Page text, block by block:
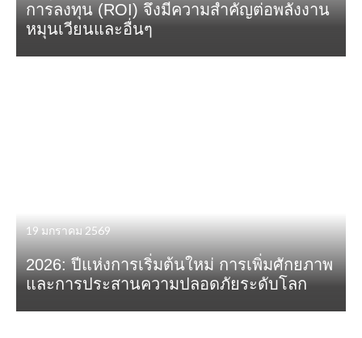
การลงทุน (ROI) จึงมีความสำคัญต่อพลังงาน
หมุนเวียนและอื่นๆ
19 มกราคม 2569
2026: ปีแห่งการเริ่มต้นใหม่ การเพิ่มศักยภาพ
และการประสานความปลอดภัยระดับโลก